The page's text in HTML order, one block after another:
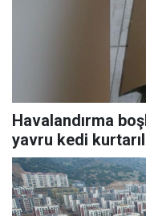
Havalandırma
yavru kedi